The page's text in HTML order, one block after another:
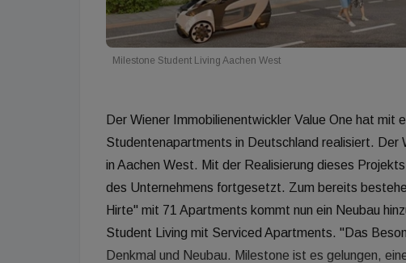
Milestone Student Living Aachen West
Der Wiener Immobilienentwickler Value One hat mit
Studentenapartments in Deutschland realisiert. Der
in Aachen West. Mit der Realisierung dieses
des Unternehmens fortgesetzt. Zum bereits
Hirte" mit 71 Apartments kommt nun ein Neubau
Student Living mit Serviced Apartments. "Das
Denkmal und Neubau. Milestone ist es gelungen,